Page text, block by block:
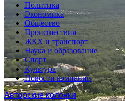
Политика
Экономика
Общество
Происшествия
ЖКХ и транспорт
Наука и образование
Спорт
Культура
Новости компаний
Авторские колонки